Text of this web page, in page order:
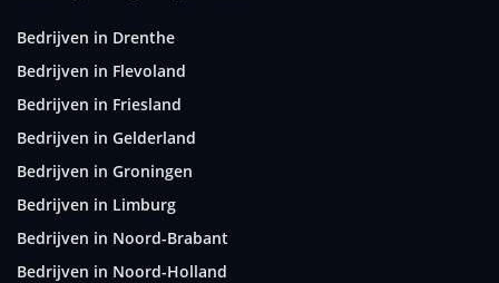
Bedrijven in Drenthe
Bedrijven in Flevoland
Bedrijven in Friesland
Bedrijven in Gelderland
Bedrijven in Groningen
Bedrijven in Limburg
Bedrijven in Noord-Brabant
Bedrijven in Noord-Holland